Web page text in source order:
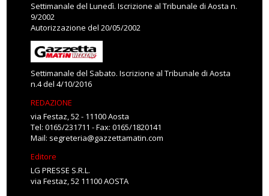
Settimanale del Lunedì. Iscrizione al Tribunale di Aosta n.
9/2002
Autorizzazione del 20/05/2002
Settimanale del Sabato. Iscrizione al Tribunale di Aosta
n.4 del 4/10/2016
REDAZIONE
via Festaz, 52 - 11100 Aosta
Tel: 0165/231711 - Fax: 0165/1820141
Mail: segreteria@gazzettamatin.com
Editore
LG PRESSE S.R.L.
via Festaz, 52 11100 AOSTA